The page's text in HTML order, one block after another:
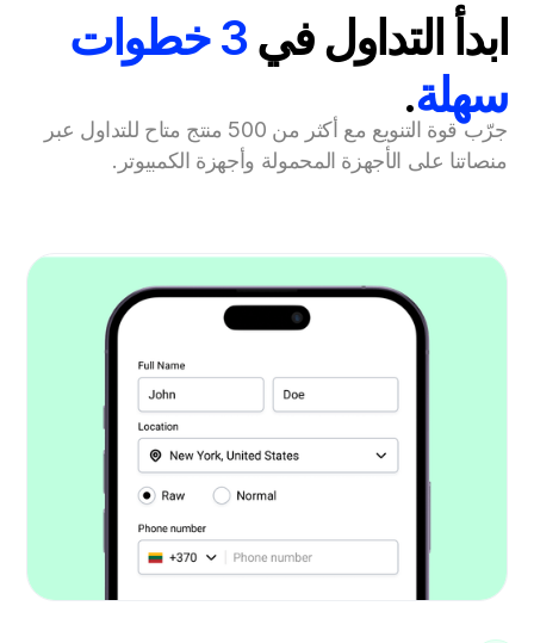
ابدأ التداول في
3 خطوات
سهلة.
جرّب قوة التنويع مع أكثر من 500 منتج متاح للتداول عبر
منصاتنا على الأجهزة المحمولة وأجهزة الكمبيوتر.